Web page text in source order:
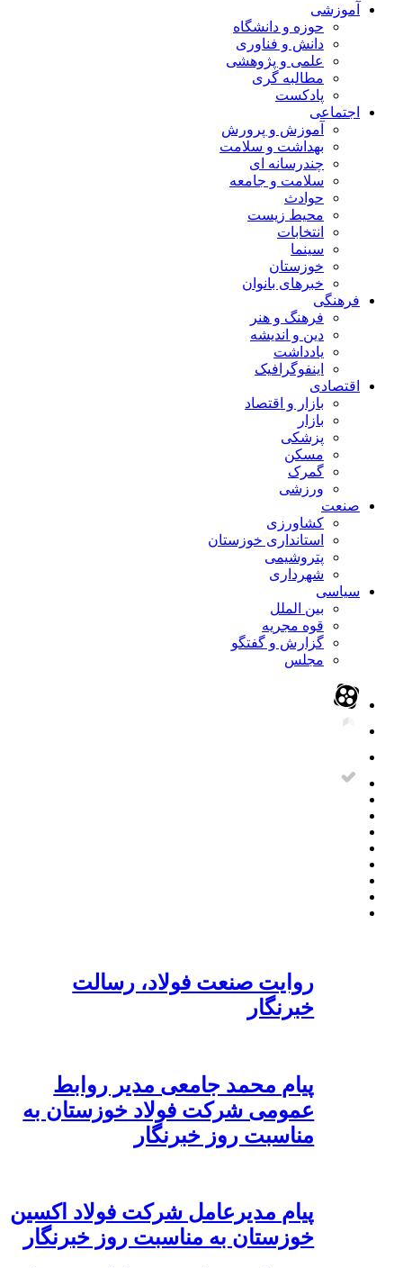
آموزشی
حوزه و دانشگاه
دانش و فناوری
علمی و پژوهشی
مطالبه گری
پادکست
اجتماعی
آموزش و پرورش
بهداشت و سلامت
چندرسانه ای
سلامت و جامعه
حوادث
محیط زیست
انتخابات
سینما
خوزستان
خبرهای بانوان
فرهنگی
فرهنگ و هنر
دین و اندیشه
یادداشت
اینفوگرافیک
اقتصادی
بازار و اقتصاد
بازار
پزشکی
مسکن
گمرک
ورزشی
صنعت
کشاورزی
استانداری خوزستان
پتروشیمی
شهرداری
سیاسی
بین الملل
قوه مجریه
گزارش و گفتگو
مجلس
روایت صنعت فولاد،‌ رسالت
خبرنگار
پیام محمد جامعی مدیر روابط
عمومی شرکت فولاد خوزستان به
مناسبت روز خبرنگار
پیام مدیرعامل شرکت فولاد اکسین
خوزستان به مناسبت روز خبرنگار